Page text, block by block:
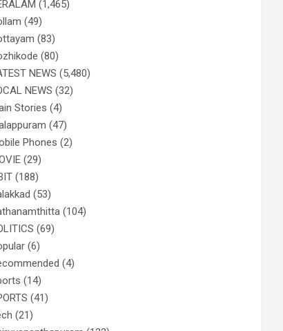
(1,465)
(49)
(83)
(80)
NEWS (5,480)
NEWS (32)
Stories (4)
(47)
Phones (2)
(29)
(188)
(53)
(104)
(69)
(6)
(4)
(14)
(41)
(21)